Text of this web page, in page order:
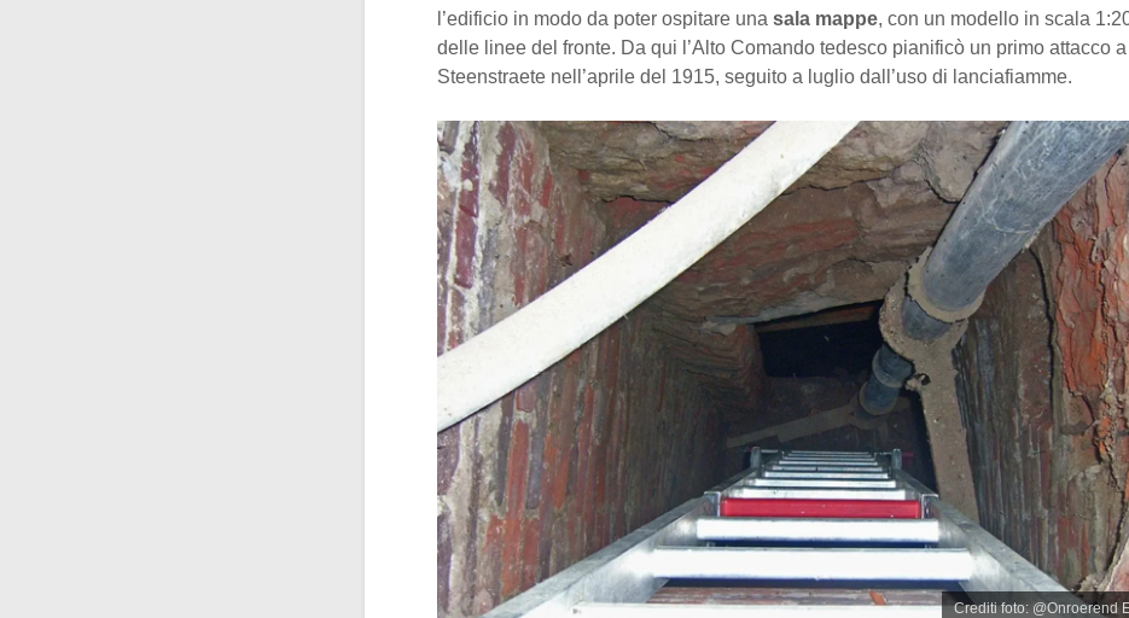
l’edificio in modo da poter ospitare una sala mappe, con un modello in scala
delle linee del fronte. Da qui l’Alto Comando tedesco pianificò un primo attacco a
Steenstraete nell’aprile del 1915, seguito a luglio dall’uso di lanciafiamme.
Crediti foto: @Onroerend